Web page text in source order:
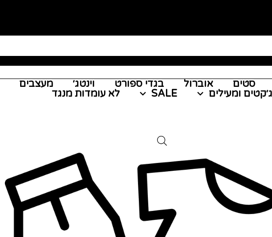
סטים אוברול בגדי ספורט וינטג׳ מעצבים
ג׳קטים ומעילים
SALE לא עומדות מנגד